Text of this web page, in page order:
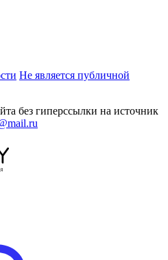
Не является публичной
без гиперссылки на источник